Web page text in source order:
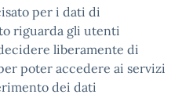
per i dati di
riguarda gli utenti
liberamente di
poter accedere ai servizi
dei dati